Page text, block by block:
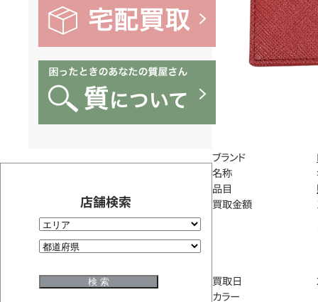
店舗検索
ブランド
名称
品目
買取金額
買取日
カラー